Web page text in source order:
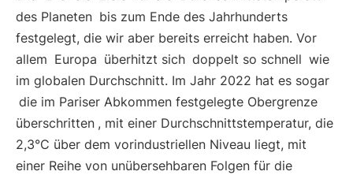
des Planeten bis zum Ende des Jahrhunderts
festgelegt, die wir aber bereits erreicht haben. Vor
allem Europa überhitzt sich doppelt so schnell wie
im globalen Durchschnitt. Im Jahr 2022 hat es sogar
die im Pariser Abkommen festgelegte Obergrenze
überschritten , mit einer Durchschnittstemperatur, die
2,3°C über dem vorindustriellen Niveau liegt, mit
einer Reihe von unübersehbaren Folgen für die